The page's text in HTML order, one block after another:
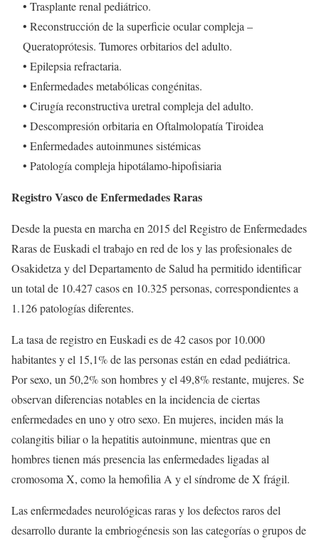
• Trasplante renal pediátrico.
• Reconstrucción de la superficie ocular compleja –
Queratoprótesis. Tumores orbitarios del adulto.
• Epilepsia refractaria.
• Enfermedades metabólicas congénitas.
• Cirugía reconstructiva uretral compleja del adulto.
• Descompresión orbitaria en Oftalmolopatía Tiroidea
• Enfermedades autoinmunes sistémicas
• Patología compleja hipotálamo-hipofisiaria
Registro Vasco de Enfermedades Raras
Desde la puesta en marcha en 2015 del Registro de Enfermedades
Raras de Euskadi el trabajo en red de los y las profesionales de
Osakidetza y del Departamento de Salud ha permitido identificar
un total de 10.427 casos en 10.325 personas, correspondientes a
1.126 patologías diferentes.
La tasa de registro en Euskadi es de 42 casos por 10.000
habitantes y el 15,1% de las personas están en edad pediátrica.
Por sexo, un 50,2% son hombres y el 49,8% restante, mujeres. Se
observan diferencias notables en la incidencia de ciertas
enfermedades en uno y otro sexo. En mujeres, inciden más la
colangitis biliar o la hepatitis autoinmune, mientras que en
hombres tienen más presencia las enfermedades ligadas al
cromosoma X, como la hemofilia A y el síndrome de X frágil.
Las enfermedades neurológicas raras y los defectos raros del
desarrollo durante la embriogénesis son las categorías o grupos de